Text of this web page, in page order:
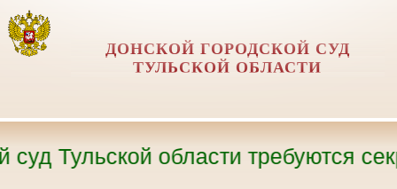
ДОНСКОЙ ГОРОДСКОЙ СУД
ТУЛЬСКОЙ ОБЛАСТИ
Тульской области требуются